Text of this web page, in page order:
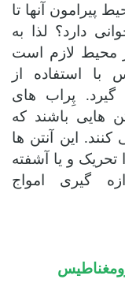
پیرامون آنها تا
دارد؟ لذا به
محیط لازم است
با استفاده از
پِراب های
هایی باشند که
این آنتن ها
تحریک و یا آشفته
گیری امواج